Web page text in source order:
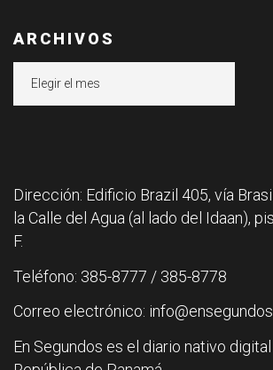
ARCHIVOS
Dirección: Edificio Brazil 405, vía
la Calle del Agua (al lado del Idaan),
F.
Teléfono: 385-8777 / 385-8778
Correo electrónico:
En Segundos es el diario nativo